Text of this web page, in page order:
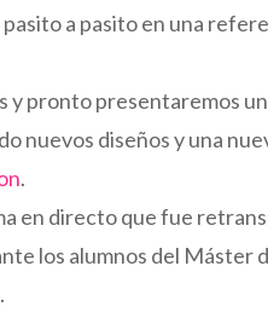
a pasito en una
y pronto presentaremos un
nuevos diseños y una
.
en directo que fue
los alumnos del Máster